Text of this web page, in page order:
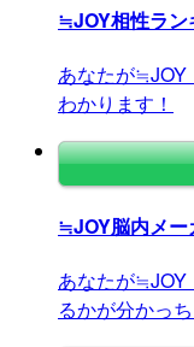
≒JOY相性ラン
あなたが≒JOY
わかります！
≒JOY脳内メー
あなたが≒JOY
るかが分かっ